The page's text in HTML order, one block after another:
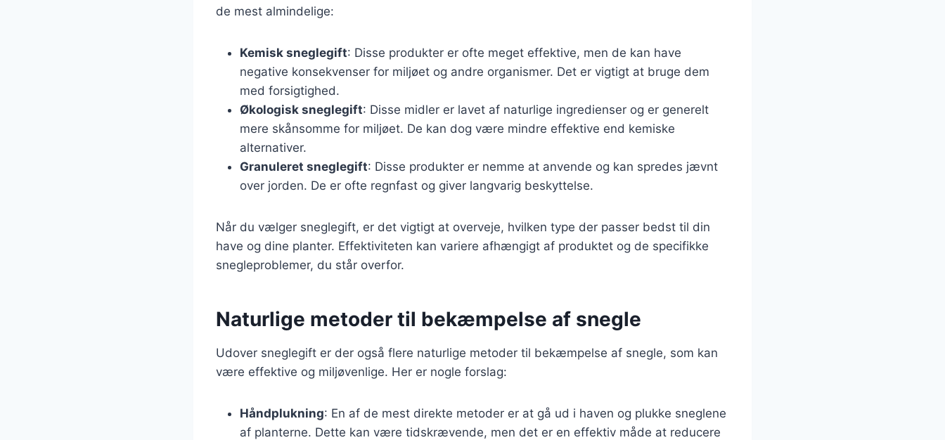
de mest almindelige:
Kemisk sneglegift: Disse produkter er ofte meget effektive, men de kan have
negative konsekvenser for miljøet og andre organismer. Det er vigtigt at bruge dem
med forsigtighed.
Økologisk sneglegift: Disse midler er lavet af naturlige ingredienser og er generelt
mere skånsomme for miljøet. De kan dog være mindre effektive end kemiske
alternativer.
Granuleret sneglegift: Disse produkter er nemme at anvende og kan spredes jævnt
over jorden. De er ofte regnfast og giver langvarig beskyttelse.
Når du vælger sneglegift, er det vigtigt at overveje, hvilken type der passer bedst til din
have og dine planter. Effektiviteten kan variere afhængigt af produktet og de specifikke
snegleproblemer, du står overfor.
Naturlige metoder til bekæmpelse af snegle
Udover sneglegift er der også flere naturlige metoder til bekæmpelse af snegle, som kan
være effektive og miljøvenlige. Her er nogle forslag:
Håndplukning: En af de mest direkte metoder er at gå ud i haven og plukke sneglene
af planterne. Dette kan være tidskrævende, men det er en effektiv måde at reducere